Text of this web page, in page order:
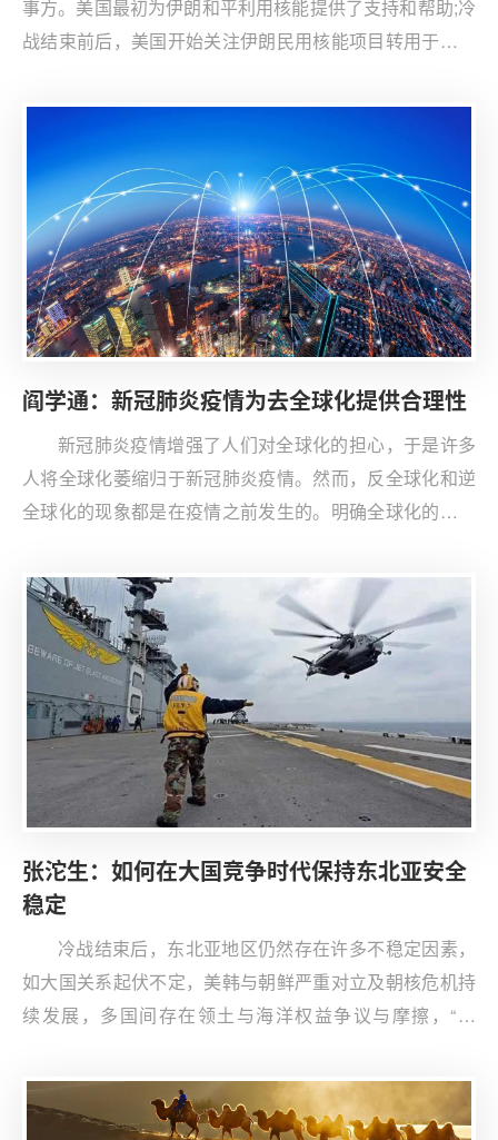
事方。美国最初为伊朗和平利用核能提供了支持和帮助;冷
战结束前后，美国开始关注伊朗民用核能项目转用于军事
重要目标国家。各国围绕伊核问题进行了十余年、多个阶
伊核协议，伊核问题得到阶段性解决。谈判获得成功的关
键在于∶美国在谈判中兼顾了伊朗和平利用核能的权利和
防扩散的义务，让制裁成为促谈的手段，推动主要大国统
一立场积极合作，美伊两国领导人抓住谈判机遇并采取了
恰当的谈判策略。特朗普执政后，美国通过退出协议以极
限施压伊朗，伊朗做出强硬反击，伊核问题再度进入不确
阎学通：新冠肺炎疫情为去全球化提供合理性
新冠肺炎疫情增强了人们对全球化的担心，于是许多
人将全球化萎缩归于新冠肺炎疫情。然而，反全球化和逆
全球化的现象都是在疫情之前发生的。明确全球化的动力
的去全球化趋势和影响。
张沱生：如何在大国竞争时代保持东北亚安全
稳定
冷战结束后，东北亚地区仍然存在许多不稳定因素，
如大国关系起伏不定，美韩与朝鲜严重对立及朝核危机持
续发展，多国间存在领土与海洋权益争议与摩擦，“台
衡，等等。但从总体上看，东北亚地区基本保持了和平发
展态势，其在世界经济发展中的地位越来越高。